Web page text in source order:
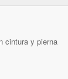
cintura y pierna